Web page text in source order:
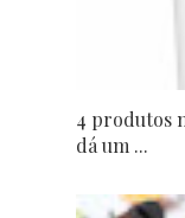
4 produtos
dá um ...